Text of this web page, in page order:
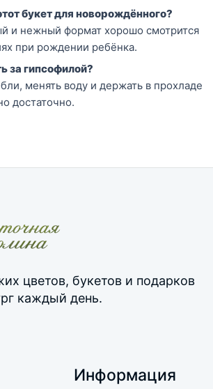
букет для новорождённого?
и нежный формат хорошо смотрится
при рождении ребёнка.
за гипсофилой?
менять воду и держать в прохладе
достаточно.
цветов, букетов и подарков
каждый день.
Информация